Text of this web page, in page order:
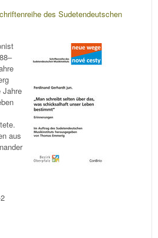
des Sudetendeutschen
Jahre
aus